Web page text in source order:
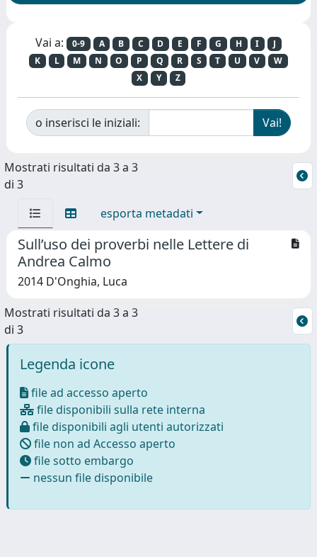
Vai a: 0-9 A B C D E F G H I
J
K
L M N O P Q R S T U V
W
X
Y Z
o inserisci le iniziali:
Mostrati risultati da 3 a 3
di 3
esporta metadati
Sull’uso dei proverbi nelle Lettere di
Andrea Calmo
2014 D'Onghia, Luca
Mostrati risultati da 3 a 3
di 3
Legenda icone
file ad accesso aperto
file disponibili sulla rete interna
file disponibili agli utenti autorizzati
file non ad Accesso aperto
file sotto embargo
nessun file disponibile